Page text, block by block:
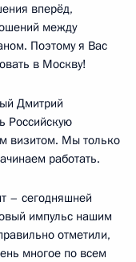
вперёд,
между
Поэтому я Вас
в Москву!
Дмитрий
Российскую
визитом. Мы только
работать.
– сегодняшней
импульс нашим
отметили,
многое по всем